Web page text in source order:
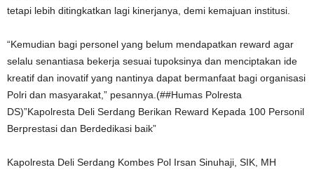
tetapi lebih ditingkatkan lagi kinerjanya, demi kemajuan institusi.
“Kemudian bagi personel yang belum mendapatkan reward agar
selalu senantiasa bekerja sesuai tupoksinya dan menciptakan ide
kreatif dan inovatif yang nantinya dapat bermanfaat bagi organisasi
Polri dan masyarakat,” pesannya.(##Humas Polresta
DS)”Kapolresta Deli Serdang Berikan Reward Kepada 100 Personil
Berprestasi dan Berdedikasi baik”
Kapolresta Deli Serdang Kombes Pol Irsan Sinuhaji, SIK, MH